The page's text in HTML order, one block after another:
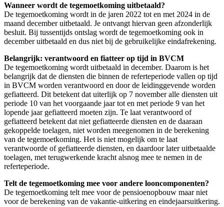
Wanneer wordt de tegemoetkoming uitbetaald?
De tegemoetkoming wordt in de jaren 2022 tot en met 2024 in de
maand december uitbetaald. Je ontvangt hiervan geen afzonderlijk
besluit. Bij tussentijds ontslag wordt de tegemoetkoming ook in
december uitbetaald en dus niet bij de gebruikelijke eindafrekening.
Belangrijk: verantwoord en fiatteer op tijd in BVCM
De tegemoetkoming wordt uitbetaald in december. Daarom is het
belangrijk dat de diensten die binnen de referteperiode vallen op tijd
in BVCM worden verantwoord en door de leidinggevende worden
gefiatteerd. Dit betekent dat uiterlijk op 7 november alle diensten uit
periode 10 van het voorgaande jaar tot en met periode 9 van het
lopende jaar gefiatteerd moeten zijn. Te laat verantwoord of
gefiatteerd betekent dat niet gefiatteerde diensten en de daaraan
gekoppelde toelagen, niet worden meegenomen in de berekening
van de tegemoetkoming. Het is niet mogelijk om te laat
verantwoorde of gefiatteerde diensten, en daardoor later uitbetaalde
toelagen, met terugwerkende kracht alsnog mee te nemen in de
referteperiode.
Telt de tegemoetkoming mee voor andere looncomponenten?
De tegemoetkoming telt mee voor de pensioenopbouw maar niet
voor de berekening van de vakantie-uitkering en eindejaarsuitkering.